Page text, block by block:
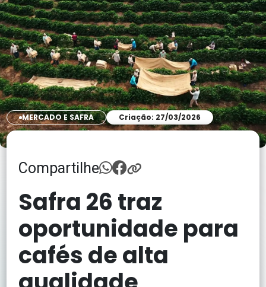
MERCADO E SAFRA Criação: 27/03/2026
Compartilhe
Safra 26 traz
oportunidade para
cafés de alta